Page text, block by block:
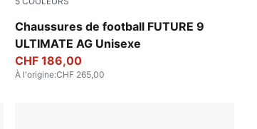
Chaussures de football FUTURE 9
ULTIMATE AG Unisexe
PUMA White-Metallic Gold-PUMA Black
CHF 186,00
À l'origine:CHF 265,00